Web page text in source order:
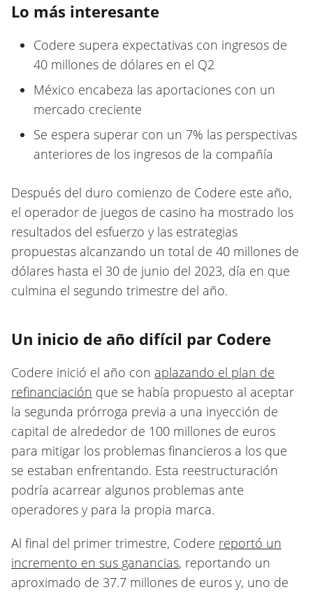
Lo más interesante
Codere supera expectativas con ingresos de
40 millones de dólares en el Q2
México encabeza las aportaciones con un
mercado creciente
Se espera superar con un 7% las perspectivas
anteriores de los ingresos de la compañía
Después del duro comienzo de Codere este año,
el operador de juegos de casino ha mostrado los
resultados del esfuerzo y las estrategias
propuestas alcanzando un total de 40 millones de
dólares hasta el 30 de junio del 2023, día en que
culmina el segundo trimestre del año.
Un inicio de año difícil par Codere
Codere inició el año con aplazando el plan de
refinanciación que se había propuesto al aceptar
la segunda prórroga previa a una inyección de
capital de alrededor de 100 millones de euros
para mitigar los problemas financieros a los que
se estaban enfrentando. Esta reestructuración
podría acarrear algunos problemas ante
operadores y para la propia marca.
Al final del primer trimestre, Codere reportó un
incremento en sus ganancias, reportando un
aproximado de 37.7 millones de euros y, uno de